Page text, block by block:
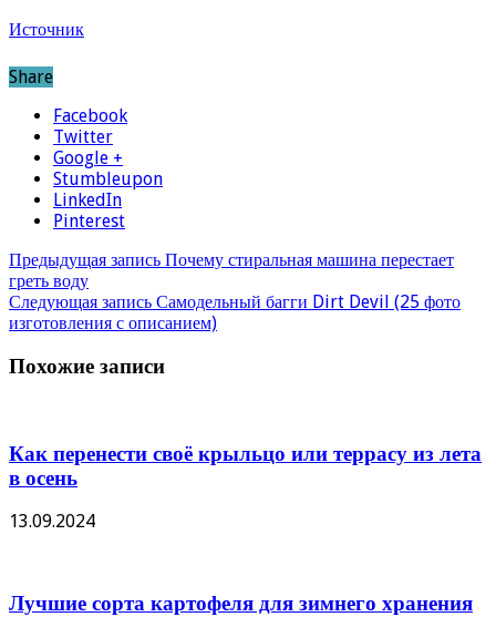
Источник
Share
Facebook
Twitter
Google +
Stumbleupon
LinkedIn
Pinterest
Предыдущая запись Почему стиральная машина перестает
греть воду
Следующая запись Самодельный багги Dirt Devil (25 фото
изготовления с описанием)
Похожие записи
Как перенести своё крыльцо или террасу из лета
в осень
13.09.2024
Лучшие сорта картофеля для зимнего хранения